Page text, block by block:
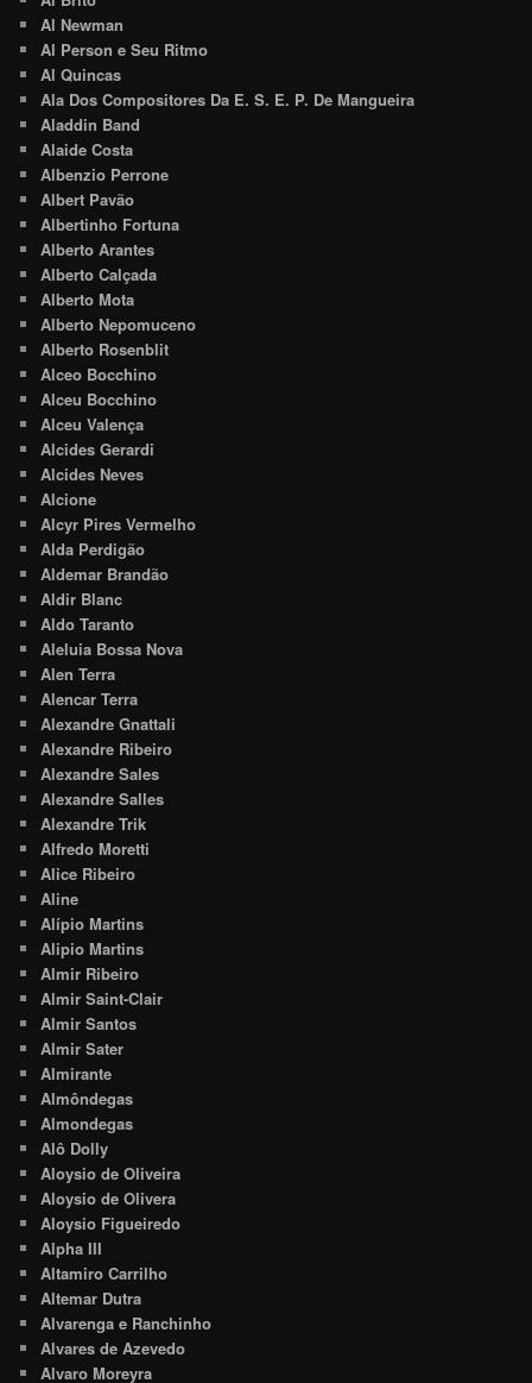
Al Newman
Al Person e Seu Ritmo
Al Quincas
Ala Dos Compositores Da E. S. E. P. De Mangueira
Aladdin Band
Alaide Costa
Albenzio Perrone
Albert Pavão
Albertinho Fortuna
Alberto Arantes
Alberto Calçada
Alberto Mota
Alberto Nepomuceno
Alberto Rosenblit
Alceo Bocchino
Alceu Bocchino
Alceu Valença
Alcides Gerardi
Alcides Neves
Alcione
Alcyr Pires Vermelho
Alda Perdigão
Aldemar Brandão
Aldir Blanc
Aldo Taranto
Aleluia Bossa Nova
Alen Terra
Alencar Terra
Alexandre Gnattali
Alexandre Ribeiro
Alexandre Sales
Alexandre Salles
Alexandre Trik
Alfredo Moretti
Alice Ribeiro
Aline
Alípio Martins
Alipio Martins
Almir Ribeiro
Almir Saint-Clair
Almir Santos
Almir Sater
Almirante
Almôndegas
Almondegas
Alô Dolly
Aloysio de Oliveira
Aloysio de Olivera
Aloysio Figueiredo
Alpha III
Altamiro Carrilho
Altemar Dutra
Alvarenga e Ranchinho
Alvares de Azevedo
Alvaro Moreyra